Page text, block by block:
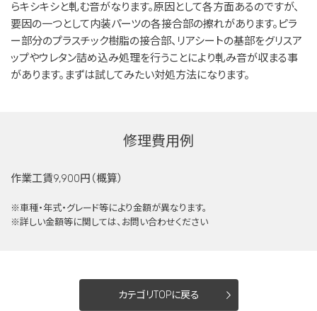
らキシキシと軋む音がなります。原因として各方面あるのですが、
要因の一つとして内装パーツの各接合部の擦れがあります。ピラ
ー部分のプラスチック樹脂の接合部、リアシートの基部をグリスア
ップやウレタン詰め込み処理を行うことにより軋み音が収まる事
があります。まずは試してみたい対処方法になります。
修理費用例
作業工賃9,900円（概算）
※車種・年式・グレード等により金額が異なります。
※詳しい金額等に関しては、お問い合わせください
カテゴリTOPに戻る